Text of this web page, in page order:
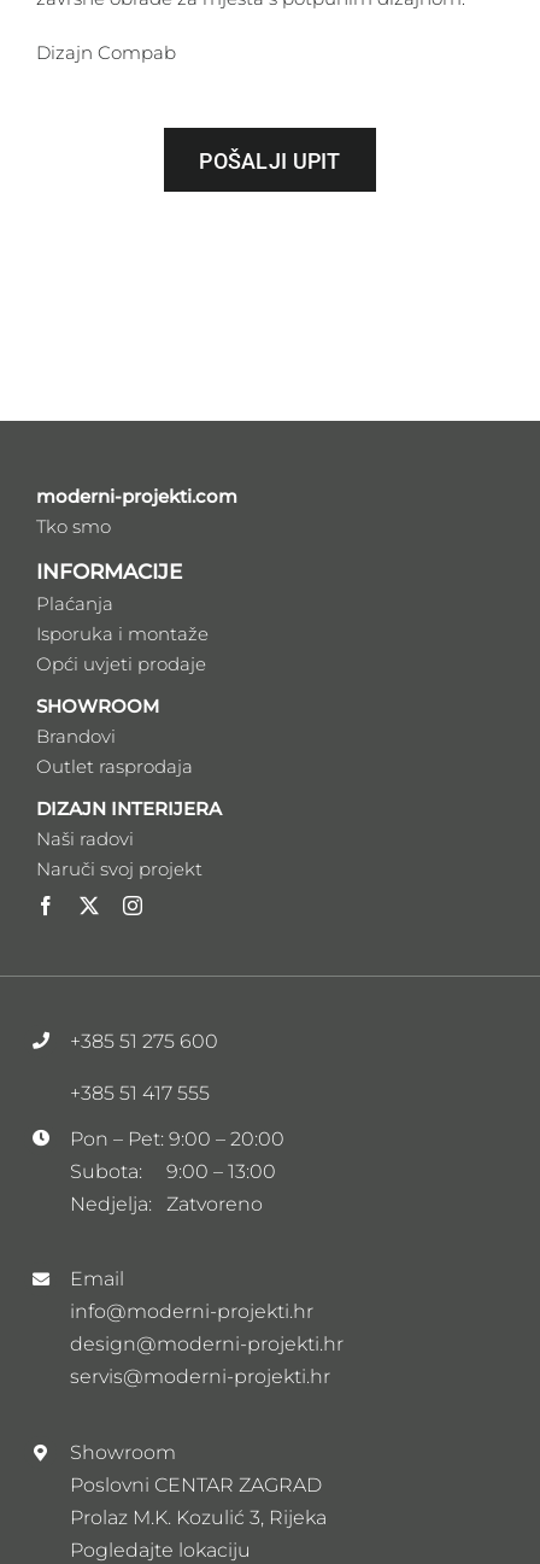
Dizajn Compab
POŠALJI UPIT
moderni-projekti.com
Tko smo
INFORMACIJE
Plaćanja
Isporuka i montaže
Opći uvjeti prodaje
SHOWROOM
Brandovi
Outlet rasprodaja
DIZAJN INTERIJERA
Naši radovi
Naruči svoj projekt
+385 51 275 600
+385 51 417 555
Pon – Pet: 9:00 – 20:00
Subota: 9:00 – 13:00
Nedjelja: Zatvoreno
Email
info@moderni-projekti.hr
design@moderni-projekti.hr
servis@moderni-projekti.hr
Showroom
Poslovni CENTAR ZAGRAD
Prolaz M.K. Kozulić 3, Rijeka
Pogledajte lokaciju